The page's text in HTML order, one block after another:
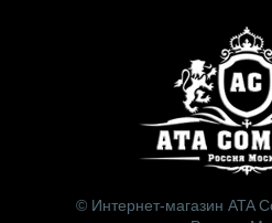
© Интернет-магазин ATA